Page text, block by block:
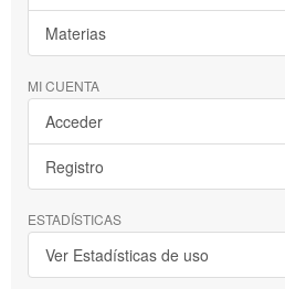
Materias
MI CUENTA
Acceder
Registro
ESTADÍSTICAS
Ver Estadísticas de uso